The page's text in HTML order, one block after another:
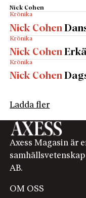
Nick Cohen
Krönika
Nick Cohen
Krönika
Nick Cohen
Krönika
Nick Cohen
Ladda fler
Axess Magasin är
AB.
OM OSS